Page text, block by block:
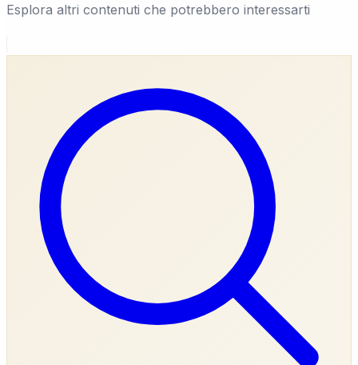
Esplora altri contenuti che potrebbero interessarti